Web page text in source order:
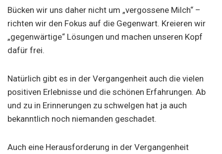
Bücken wir uns daher nicht um „vergossene Milch“ –
richten wir den Fokus auf die Gegenwart. Kreieren wir
„gegenwärtige“ Lösungen und machen unseren Kopf
dafür frei.
Natürlich gibt es in der Vergangenheit auch die vielen
positiven Erlebnisse und die schönen Erfahrungen. Ab
und zu in Erinnerungen zu schwelgen hat ja auch
bekanntlich noch niemanden geschadet.
Auch eine Herausforderung in der Vergangenheit